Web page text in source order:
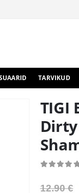
TARVIKUD
TIGI
12.90€